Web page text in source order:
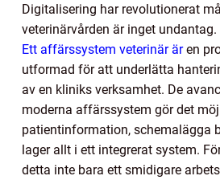
Digitalisering har revolutionerat
veterinärvården är inget undantag.
Ett affärssystem veterinär ären
utformad för att underlätta
av en kliniks verksamhet. De
moderna affärssystem gör det
patientinformation, schemalägga
lager allt i ett integrerat system.
detta inte bara ett smidigare